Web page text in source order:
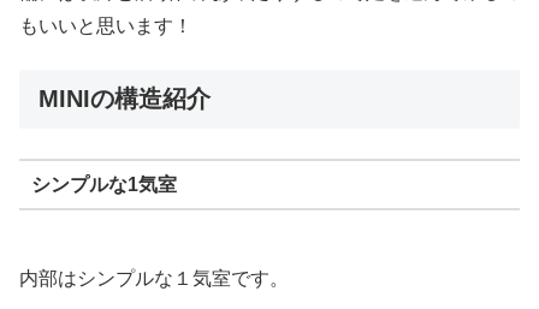
もいいと思います！
MINIの構造紹介
シンプルな1気室
内部はシンプルな１気室です。